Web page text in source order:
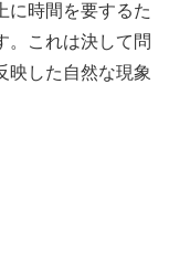
に時間を要するた
。これは決して問
映した自然な現象